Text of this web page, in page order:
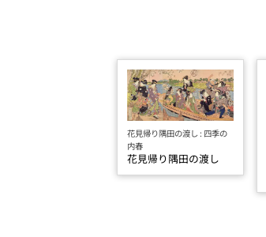
花見帰り隅田の渡し : 四季の
内春
花見帰り隅田の渡し